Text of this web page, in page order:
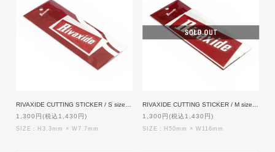
1,300円(税込1,430円)
SIZE：H3.3mm × W7.7mm
1,300円(税込1,430円)
SIZE：H50mm × W116mm